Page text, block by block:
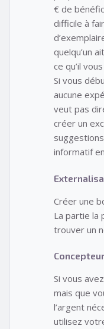
€ de
difficile à
quelqu’un
ce qu’il
Si vous
aucune
veut pas
créer un
informatif
Créer une
La partie la
trouver un
Si vous
mais que
l’argent
utilisez